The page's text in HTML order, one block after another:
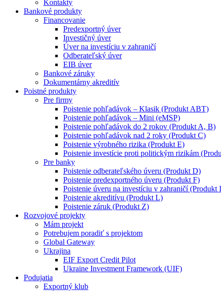
Kontakty
Bankové produkty
Financovanie
Predexportný úver
Investičný úver
Úver na investíciu v zahraničí
Odberateľský úver
EIB úver
Bankové záruky
Dokumentárny akreditív
Poistné produkty
Pre firmy
Poistenie pohľadávok – Klasik (Produkt ABT)
Poistenie pohľadávok – Mini (eMSP)
Poistenie pohľadávok do 2 rokov (Produkt A, B)
Poistenie pohľadávok nad 2 roky (Produkt C)
Poistenie výrobného rizika (Produkt E)
Poistenie investície proti politickým rizikám
Pre banky
Poistenie odberateľského úveru (Produkt D)
Poistenie predexportného úveru (Produkt F)
Poistenie úveru na investíciu v zahraničí (Produkt
Poistenie akreditívu (Produkt L)
Poistenie záruk (Produkt Z)
Rozvojové projekty
Mám projekt
Potrebujem poradiť s projektom
Global Gateway
Ukrajina
EIF Export Credit Pilot
Ukraine Investment Framework (UIF)
Podujatia
Exportný klub